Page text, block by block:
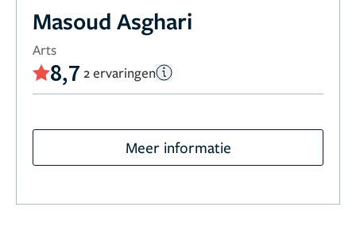
Masoud Asghari
Arts
8,7 2 ervaringen
Meer informatie